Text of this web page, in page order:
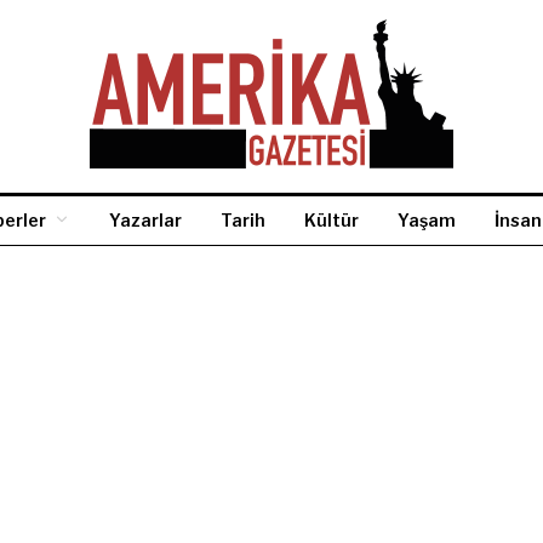
Yazarlar Tarih Kültür Yaşam